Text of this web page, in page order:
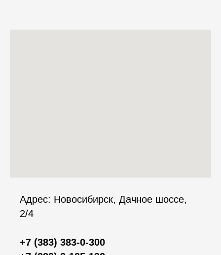
Адрес: Новосибирск, Дачное шоссе,
2/4
+7 (383) 383-0-300